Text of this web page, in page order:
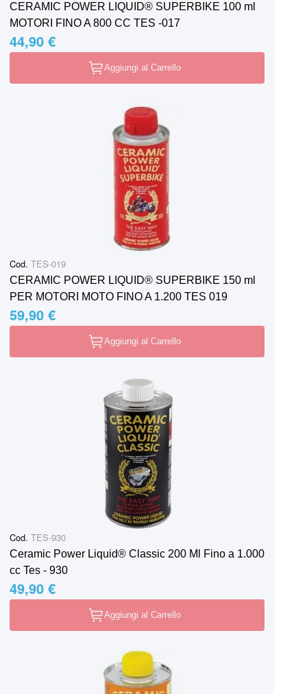
CERAMIC POWER LIQUID® SUPERBIKE 100 ml
MOTORI FINO A 800 CC TES -017
44,90 €
Aggiungi al Carrello
Cod. TES-019
CERAMIC POWER LIQUID® SUPERBIKE 150 ml
PER MOTORI MOTO FINO A 1.200 TES 019
59,90 €
Aggiungi al Carrello
Cod. TES-930
Ceramic Power Liquid® Classic 200 Ml Fino a 1.000
cc Tes - 930
49,90 €
Aggiungi al Carrello